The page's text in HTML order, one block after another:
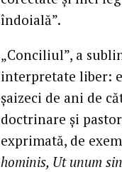
îndoială”.
„Conciliul”, a
interpretate liber:
șaizeci de ani de
doctrinare și
exprimată, de
hominis, Ut unum